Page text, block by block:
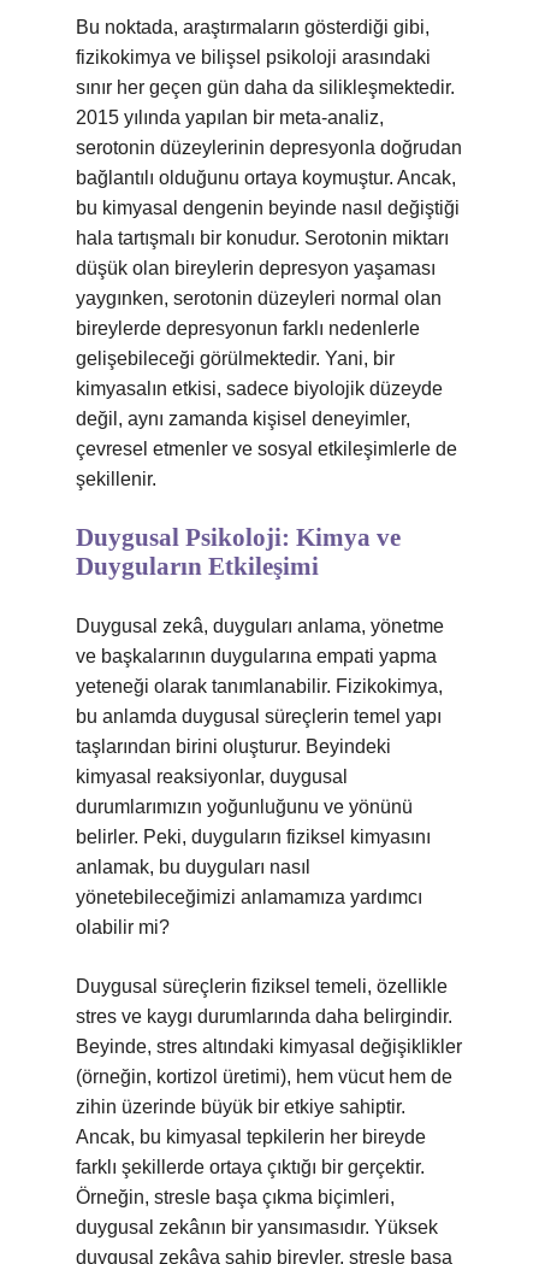
Bu noktada, araştırmaların gösterdiği gibi,
fizikokimya ve bilişsel psikoloji arasındaki
sınır her geçen gün daha da silikleşmektedir.
2015 yılında yapılan bir meta-analiz,
serotonin düzeylerinin depresyonla doğrudan
bağlantılı olduğunu ortaya koymuştur. Ancak,
bu kimyasal dengenin beyinde nasıl değiştiği
hala tartışmalı bir konudur. Serotonin miktarı
düşük olan bireylerin depresyon yaşaması
yaygınken, serotonin düzeyleri normal olan
bireylerde depresyonun farklı nedenlerle
gelişebileceği görülmektedir. Yani, bir
kimyasalın etkisi, sadece biyolojik düzeyde
değil, aynı zamanda kişisel deneyimler,
çevresel etmenler ve sosyal etkileşimlerle de
şekillenir.
Duygusal Psikoloji: Kimya ve
Duyguların Etkileşimi
Duygusal zekâ, duyguları anlama, yönetme
ve başkalarının duygularına empati yapma
yeteneği olarak tanımlanabilir. Fizikokimya,
bu anlamda duygusal süreçlerin temel yapı
taşlarından birini oluşturur. Beyindeki
kimyasal reaksiyonlar, duygusal
durumlarımızın yoğunluğunu ve yönünü
belirler. Peki, duyguların fiziksel kimyasını
anlamak, bu duyguları nasıl
yönetebileceğimizi anlamamıza yardımcı
olabilir mi?
Duygusal süreçlerin fiziksel temeli, özellikle
stres ve kaygı durumlarında daha belirgindir.
Beyinde, stres altındaki kimyasal değişiklikler
(örneğin, kortizol üretimi), hem vücut hem de
zihin üzerinde büyük bir etkiye sahiptir.
Ancak, bu kimyasal tepkilerin her bireyde
farklı şekillerde ortaya çıktığı bir gerçektir.
Örneğin, stresle başa çıkma biçimleri,
duygusal zekânın bir yansımasıdır. Yüksek
duygusal zekâya sahip bireyler, stresle başa